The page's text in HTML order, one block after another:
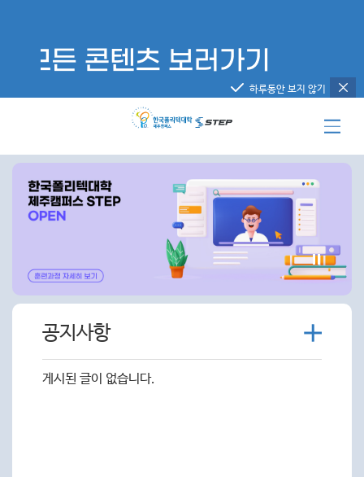
하루동안 보지 않기
공지사항
더
게시된 글이 없습니다.